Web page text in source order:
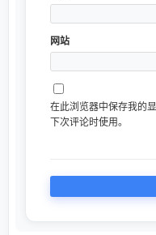
网站
在此浏览器中保存我的
下次评论时使用。